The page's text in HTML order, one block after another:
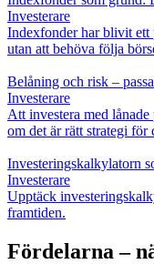
Investerare
Indexfonder har blivit ett
utan att behöva följa
Belåning och risk –
Investerare
Att investera med
om det är rätt strategi för
Investeringskalkylatorn
Investerare
Upptäck
framtiden.
Fördelarna –